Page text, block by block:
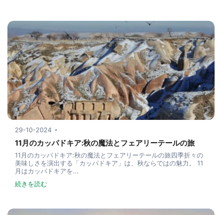
29-10-2024
11月のカッパドキア:秋の魔法とフェアリーテールの旅
11月のカッパドキア:秋の魔法とフェアリーテールの旅四季折々の
美味しさを演出する「カッパドキア」は、秋ならではの魅力。 11
月はカッパドキアを...
続きを読む